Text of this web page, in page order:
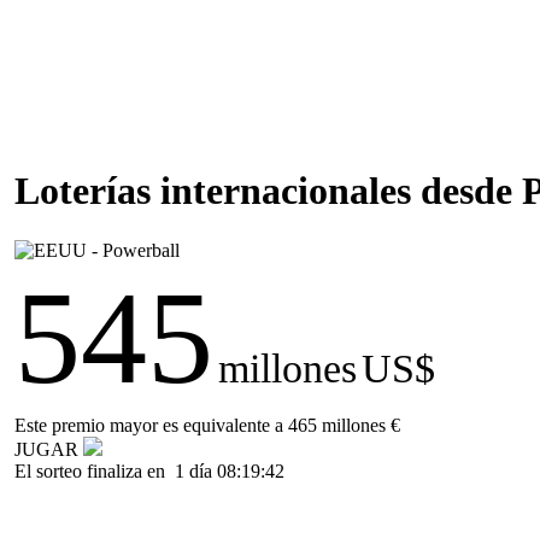
Loterías internacionales desde
545 millonesUS$
Este premio mayor es equivalente a 465 millones €
JUGAR
El sorteo finaliza en 1 día 08:19:42